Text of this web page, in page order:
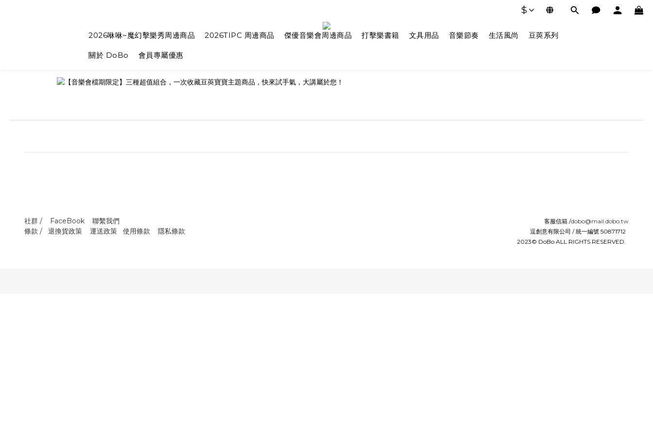
$
2026咻咻~魔幻擊樂秀周邊商品 2026TIPC 周邊商品 傑優音樂會周邊商品 打擊樂書籍 文具用品 音樂節奏 生活風尚 豆莢系列
關於 DoBo 會員專屬優惠
社群 / FaceBook
聯繫我們
條款 / 退換貨政策 運送政策 使用條款 隱私條款
客服信箱 /dobo@mail.dobo.tw
逗創意有限公司 / 統一編號 50871712
2023© DoBo ALL RIGHTS RESERVED.